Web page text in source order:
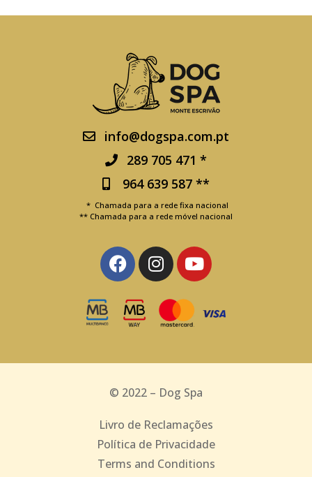
info@dogspa.com.pt
289 705 471 *
964 639 587 **
* Chamada para a rede fixa nacional
** Chamada para a rede móvel nacional
© 2022 – Dog Spa
Livro de Reclamações
Política de Privacidade
Terms and Conditions